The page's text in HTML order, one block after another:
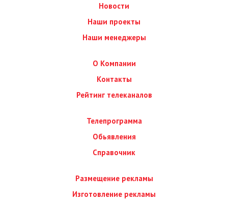
Новости
Наши проекты
Наши менеджеры
О Компании
Контакты
Рейтинг телеканалов
Телепрограмма
Обьявления
Справочник
Размещение рекламы
Изготовление рекламы